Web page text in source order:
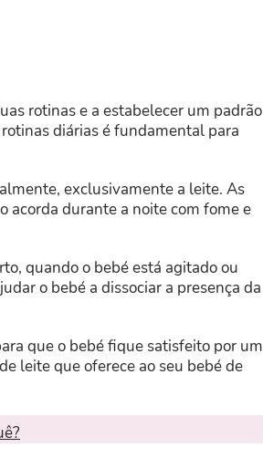
rotinas e a estabelecer um padrão
diárias é fundamental para
exclusivamente a leite. As
acorda durante a noite com fome e
quando o bebé está agitado ou
o bebé a dissociar a presença da
que o bebé fique satisfeito por um
leite que oferece ao seu bebé de